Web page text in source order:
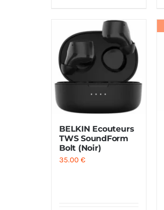
BELKIN Ecouteurs
TWS SoundForm
Bolt (Noir)
35.00€